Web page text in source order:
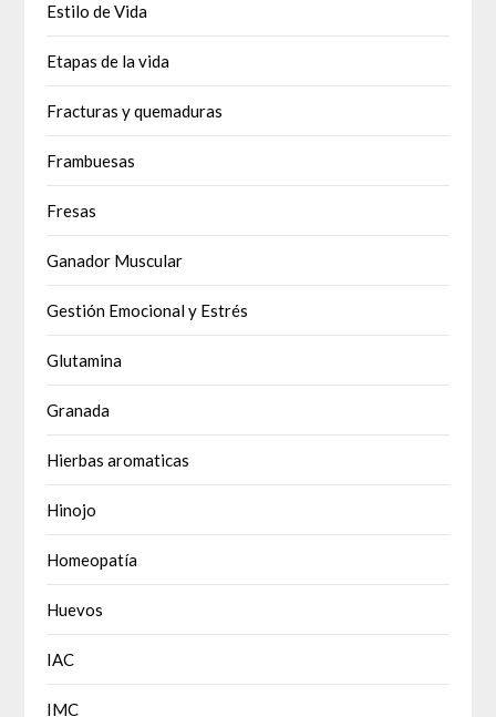
Estilo de Vida
Etapas de la vida
Fracturas y quemaduras
Frambuesas
Fresas
Ganador Muscular
Gestión Emocional y Estrés
Glutamina
Granada
Hierbas aromaticas
Hinojo
Homeopatía
Huevos
IAC
IMC